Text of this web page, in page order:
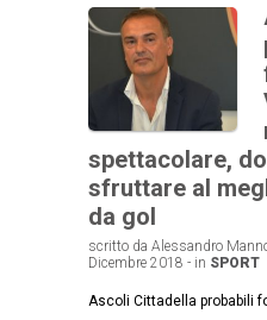
spettacolare,
sfruttare al
da gol
scritto da Alessandro
Dicembre 2018 - in SPORT
Ascoli Cittadella probabili